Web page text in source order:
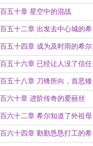
？（为绝世天师盟主加更之
五十章 星空中的混战
五十二章 出发去中心城的希
五十四章 成为及时雨的希尔
五十六章 已经让人没了信任
（为绝世天师盟主加更之七）
五十八章 刀锋所向，首恶矮
六十章 进阶传奇的爱丽丝
六十二章 希尔知道了外祖母
六十四章 勤勤恳恳打工的希